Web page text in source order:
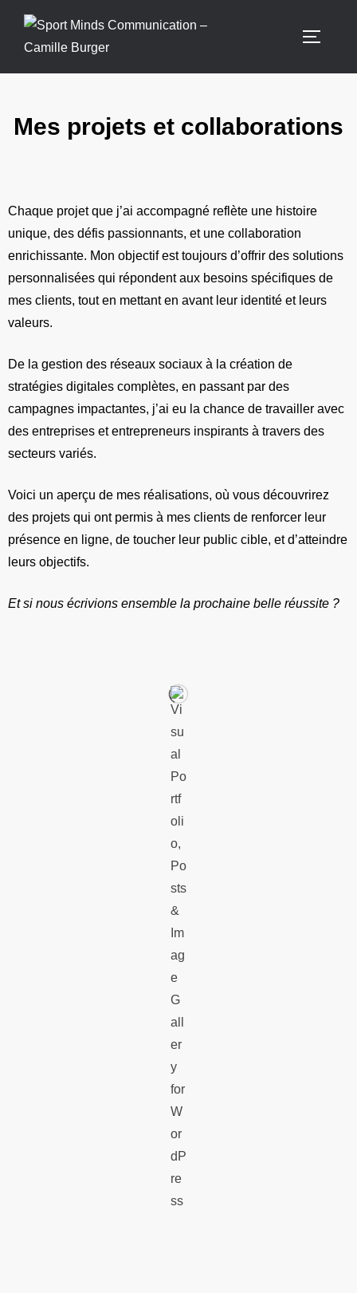
Mes projets et collaborations
Chaque projet que j’ai accompagné reflète une histoire
unique, des défis passionnants, et une collaboration
enrichissante. Mon objectif est toujours d’offrir des solutions
personnalisées qui répondent aux besoins spécifiques de
mes clients, tout en mettant en avant leur identité et leurs
valeurs.
De la gestion des réseaux sociaux à la création de
stratégies digitales complètes, en passant par des
campagnes impactantes, j’ai eu la chance de travailler avec
des entreprises et entrepreneurs inspirants à travers des
secteurs variés.
Voici un aperçu de mes réalisations, où vous découvrirez
des projets qui ont permis à mes clients de renforcer leur
présence en ligne, de toucher leur public cible, et d’atteindre
leurs objectifs.
Et si nous écrivions ensemble la prochaine belle réussite ?